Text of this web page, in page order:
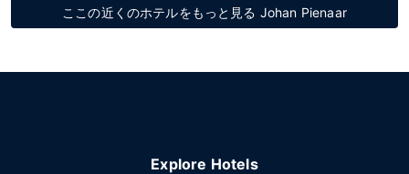
ここの近くのホテルをもっと見る Johan Pienaar
Explore Hotels